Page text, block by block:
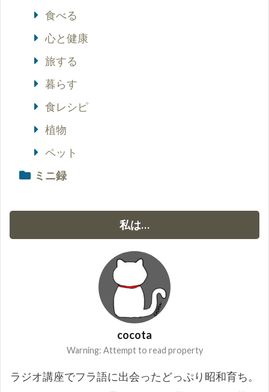
食べる
心と健康
旅する
暮らす
食レシピ
植物
ペット
ミニ録
私は…
cocota
Warning: Attempt to read property
ラジオ講座でフラ語に出会ったどっぷり昭和育ち。